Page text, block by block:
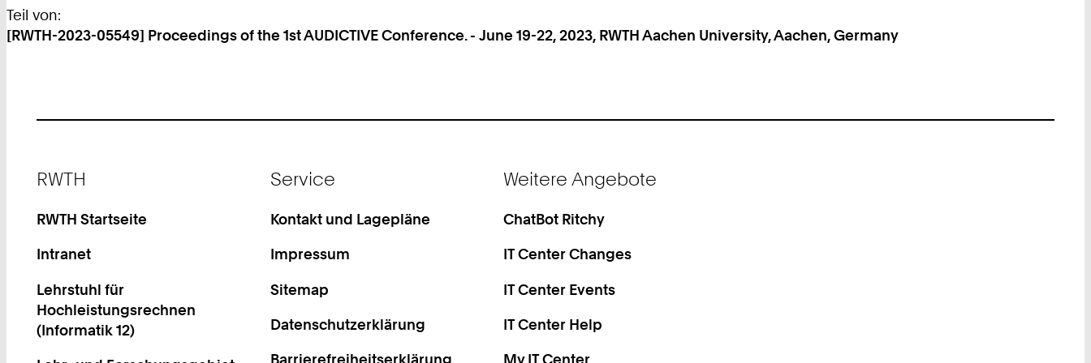
Teil von:
[RWTH-2023-05549] Proceedings of the 1st AUDICTIVE Conference. - June 19-22, 2023, RWTH Aachen University, Aachen, Germany
RWTH
RWTH Startseite
Intranet
Lehrstuhl für
Hochleistungsrechnen
(Informatik 12)
Service
Kontakt und Lagepläne
Impressum
Sitemap
Datenschutzerklärung
Barrierefreiheitserklärung
Weitere Angebote
ChatBot Ritchy
IT Center Changes
IT Center Events
IT Center Help
My IT Center